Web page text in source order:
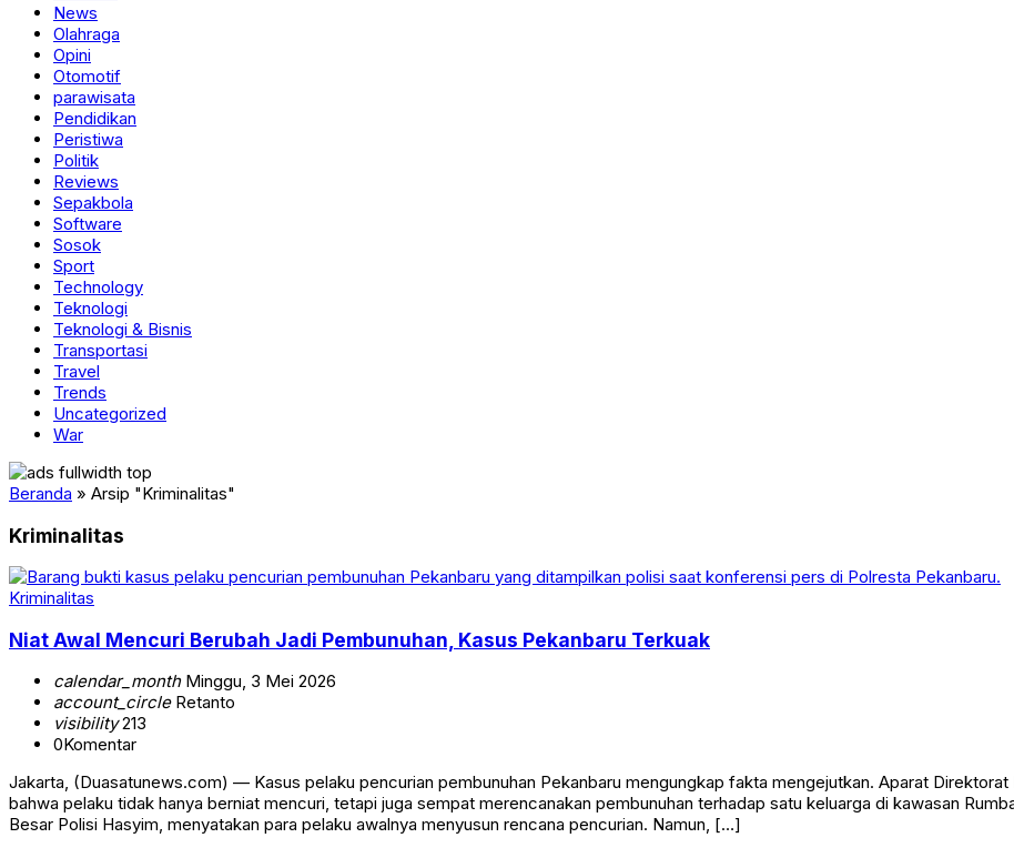
News
Olahraga
Opini
Otomotif
parawisata
Pendidikan
Peristiwa
Politik
Reviews
Sepakbola
Software
Sosok
Sport
Technology
Teknologi
Teknologi & Bisnis
Transportasi
Travel
Trends
Uncategorized
War
Beranda » Arsip "Kriminalitas"
Kriminalitas
Kriminalitas
Niat Awal Mencuri Berubah Jadi Pembunuhan, Kasus Pekanbaru Terkuak
calendar_monthMinggu, 3 Mei 2026
account_circleRetanto
visibility213
0Komentar
Jakarta, (Duasatunews.com) — Kasus pelaku pencurian pembunuhan Pekanbaru mengungkap fakta mengejutkan. Aparat Direktorat
bahwa pelaku tidak hanya berniat mencuri, tetapi juga sempat merencanakan pembunuhan terhadap satu keluarga di kawasan
Besar Polisi Hasyim, menyatakan para pelaku awalnya menyusun rencana pencurian. Namun, […]